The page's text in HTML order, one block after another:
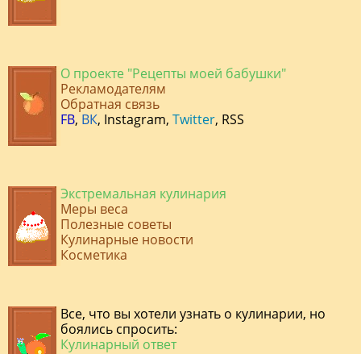
О проекте "Рецепты моей бабушки"
Рекламодателям
Обратная связь
FB, ВК, Instagram, Twitter, RSS
Экстремальная кулинария
Меры веса
Полезные советы
Кулинарные новости
Косметика
Все, что вы хотели узнать о кулинарии, но
боялись спросить:
Кулинарный ответ